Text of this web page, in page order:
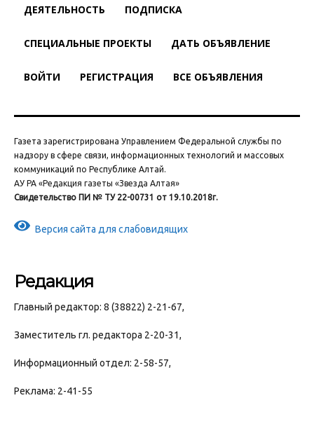
ДЕЯТЕЛЬНОСТЬ ПОДПИСКА
СПЕЦИАЛЬНЫЕ ПРОЕКТЫ ДАТЬ ОБЪЯВЛЕНИЕ
ВОЙТИ РЕГИСТРАЦИЯ ВСЕ ОБЪЯВЛЕНИЯ
Газета зарегистрирована Управлением Федеральной службы по
надзору в сфере связи, информационных технологий и массовых
коммуникаций по Республике Алтай.
АУ РА «Редакция газеты «Звезда Алтая»
Свидетельство ПИ № ТУ 22-00731 от 19.10.2018г.
Версия сайта для слабовидящих
Редакция
Главный редактор: 8 (38822) 2-21-67,
Заместитель гл. редактора 2-20-31,
Информационный отдел: 2-58-57,
Реклама: 2-41-55